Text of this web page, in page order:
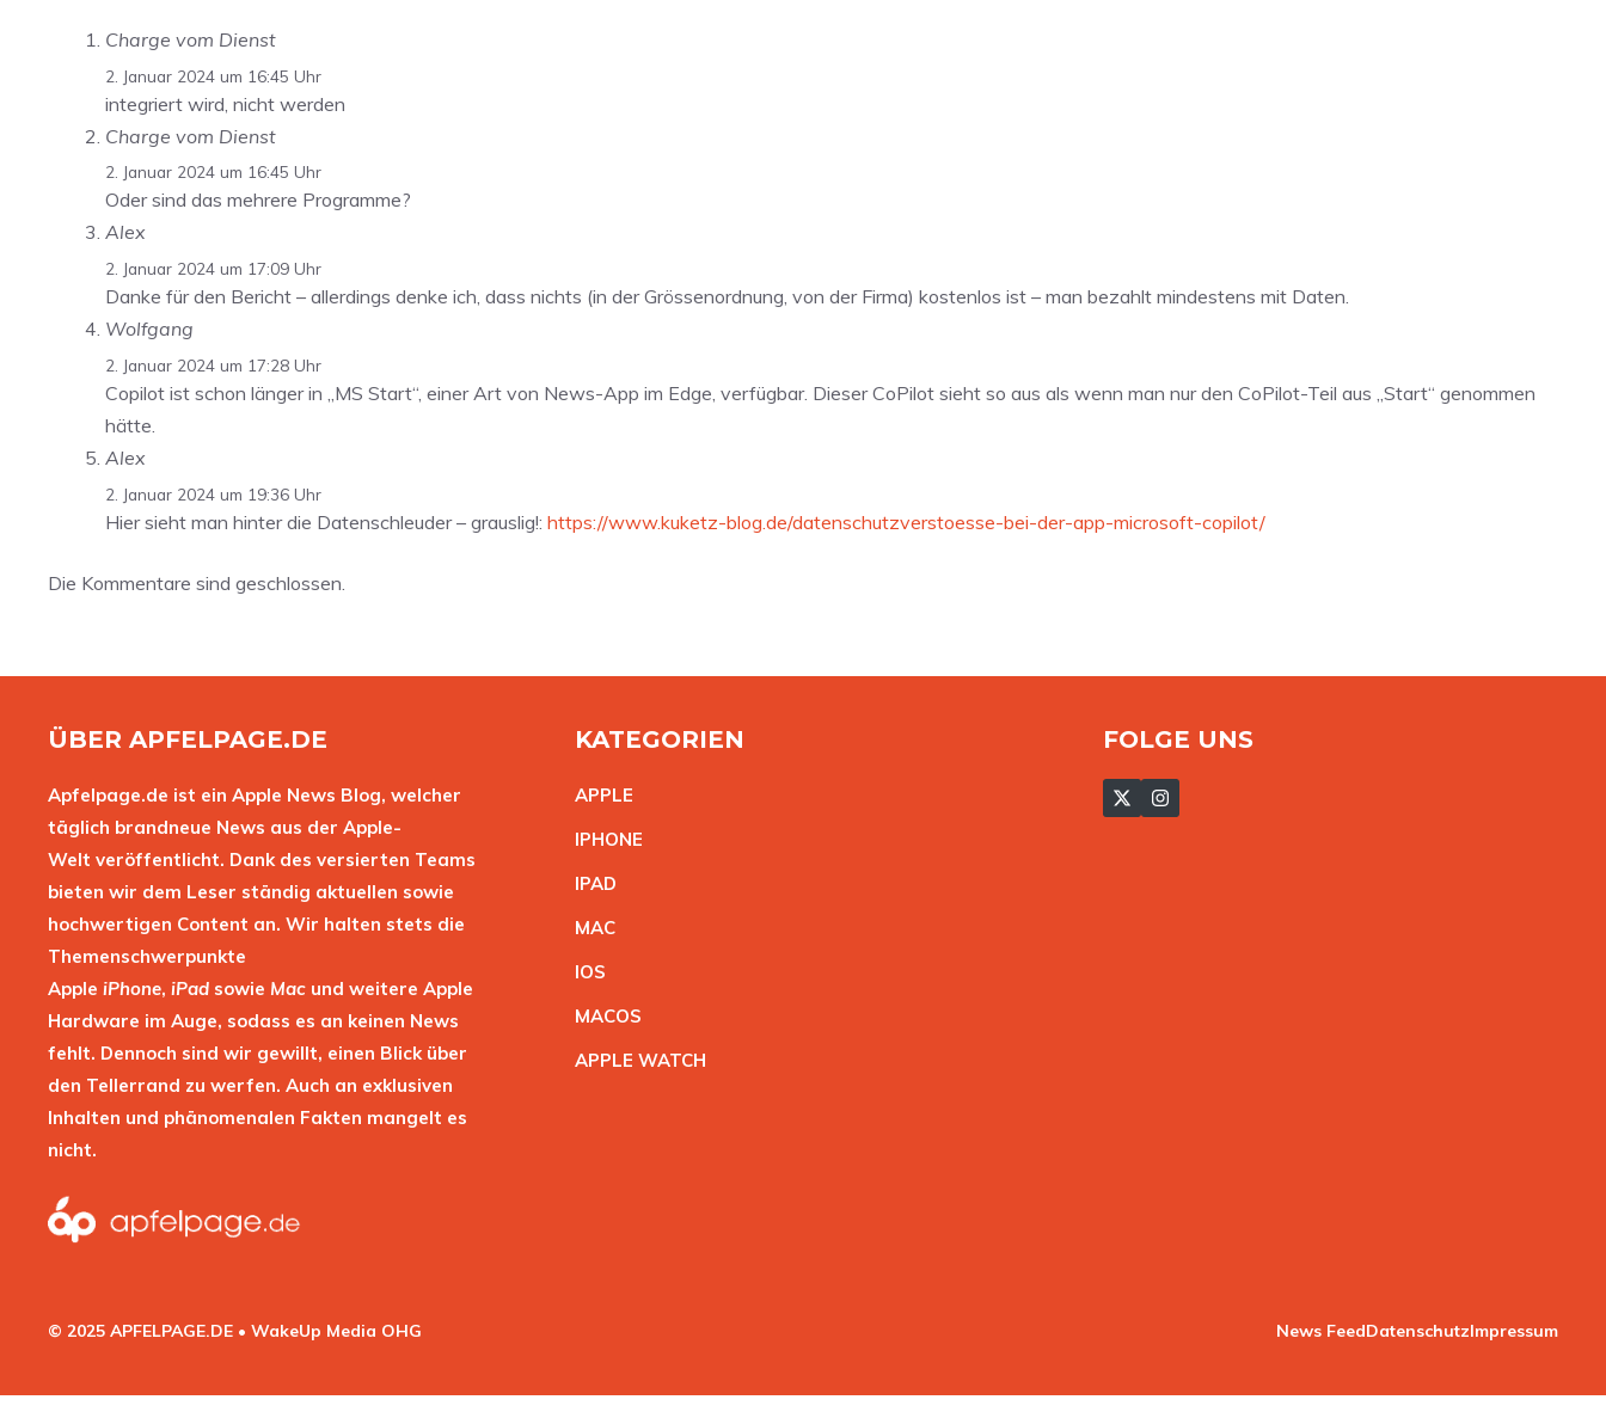
Charge vom Dienst
2. Januar 2024 um 16:45 Uhr
integriert wird, nicht werden
Charge vom Dienst
2. Januar 2024 um 16:45 Uhr
Oder sind das mehrere Programme?
Alex
2. Januar 2024 um 17:09 Uhr
Danke für den Bericht – allerdings denke ich, dass nichts (in der Grössenordnung, von der Firma) kostenlos ist – man bezahlt mindestens mit Daten.
Wolfgang
2. Januar 2024 um 17:28 Uhr
Copilot ist schon länger in „MS Start“, einer Art von News-App im Edge, verfügbar. Dieser CoPilot sieht so aus als wenn man nur den CoPilot-Teil aus „Start“ genommen
hätte.
Alex
2. Januar 2024 um 19:36 Uhr
Hier sieht man hinter die Datenschleuder – grauslig!: https://www.kuketz-blog.de/datenschutzverstoesse-bei-der-app-microsoft-copilot/
Die Kommentare sind geschlossen.
ÜBER APFELPAGE.DE
Apfelpage.de ist ein Apple News Blog, welcher
täglich brandneue News aus der Apple-
Welt veröffentlicht. Dank des versierten Teams
bieten wir dem Leser ständig aktuellen sowie
hochwertigen Content an. Wir halten stets die
Themenschwerpunkte
Apple iPhone, iPad sowie Mac und weitere Apple
Hardware im Auge, sodass es an keinen News
fehlt. Dennoch sind wir gewillt, einen Blick über
den Tellerrand zu werfen. Auch an exklusiven
Inhalten und phänomenalen Fakten mangelt es
nicht.
KATEGORIEN
APPLE
IPHONE
IPAD
MAC
IOS
MACOS
APPLE WATCH
FOLGE UNS
© 2025 APFELPAGE.DE • WakeUp Media OHG News FeedDatenschutzImpressum